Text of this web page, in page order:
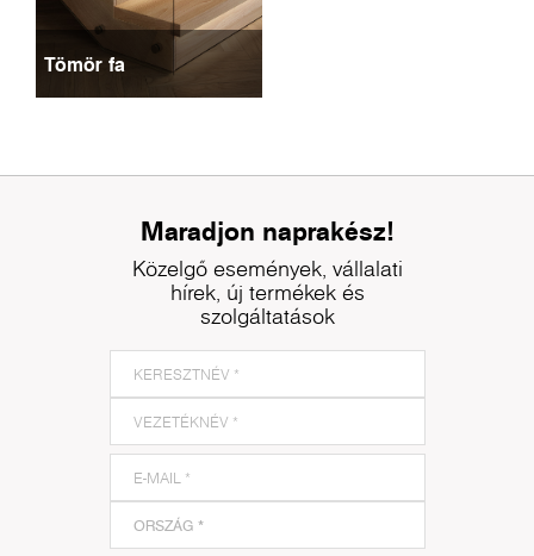
Tömör fa
Maradjon naprakész!
Közelgő események, vállalati
hírek, új termékek és
szolgáltatások